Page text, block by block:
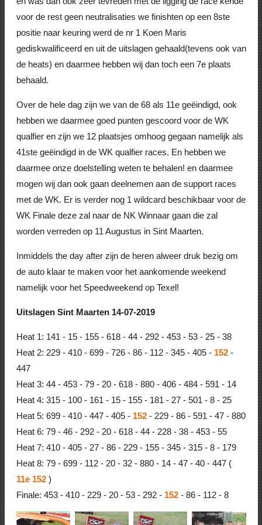
voor de rest geen neutralisaties we finishten op een 8ste
positie naar keuring werd de nr 1 Koen Maris
gediskwalificeerd en uit de uitslagen gehaald(tevens ook van
de heats) en daarmee hebben wij dan toch een 7e plaats
behaald.
Over de hele dag zijn we van de 68 als 11e geëindigd, ook
hebben we daarmee goed punten gescoord voor de WK
qualfier en zijn we 12 plaatsjes omhoog gegaan namelijk als
41ste geëindigd in de WK qualfier races. En hebben we
daarmee onze doelstelling weten te behalen! en daarmee
mogen wij dan ook gaan deelnemen aan de support races
met de WK. Er is verder nog 1 wildcard beschikbaar voor de
WK Finale deze zal naar de NK Winnaar gaan die zal
worden verreden op 11 Augustus in Sint Maarten.
Inmiddels the day after zijn de heren alweer druk bezig om
de auto klaar te maken voor het aankomende weekend
namelijk voor het Speedweekend op Texel!
Uitslagen Sint Maarten 14-07-2019
Heat 1: 141 - 15 - 155 - 618 - 44 - 292 - 453 - 53 - 25 - 38
Heat 2: 229 - 410 - 699 - 726 - 86 - 112 - 345 - 405 - 152-
447
Heat 3: 44 - 453 - 79 - 20 - 618 - 880 - 406 - 484 - 591 - 14
Heat 4: 315 - 100 - 161 - 15 - 155 - 181 - 27 - 501 - 8 - 25
Heat 5: 699 - 410 - 447 - 405 - 152- 229 - 86 - 591 - 47 - 880
Heat 6: 79 - 46 - 292 - 20 - 618 - 44 - 228 - 38 - 453 - 55
Heat 7: 410 - 405 - 27 - 86 - 229 - 155 - 345 - 315 - 8 - 179
Heat 8: 79 - 699 - 112 - 20 - 32 - 880 - 14 - 47 - 40 - 447 (
11e 152)
Finale: 453 - 410 - 229 - 20 - 53 - 292 - 152- 86 - 112 - 8